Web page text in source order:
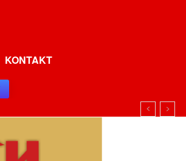
KONTAKT